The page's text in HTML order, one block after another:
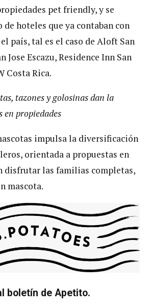
pet friendly, y se
de hoteles que ya contaban con
país, tal es el caso de Aloft San
Jose Escazu, Residence Inn San
Costa Rica.
tazones y golosinas dan la
en propiedades
impulsa la diversificación
orientada a propuestas en
disfrutar las familias completas,
mascota.
boletín de Apetito.